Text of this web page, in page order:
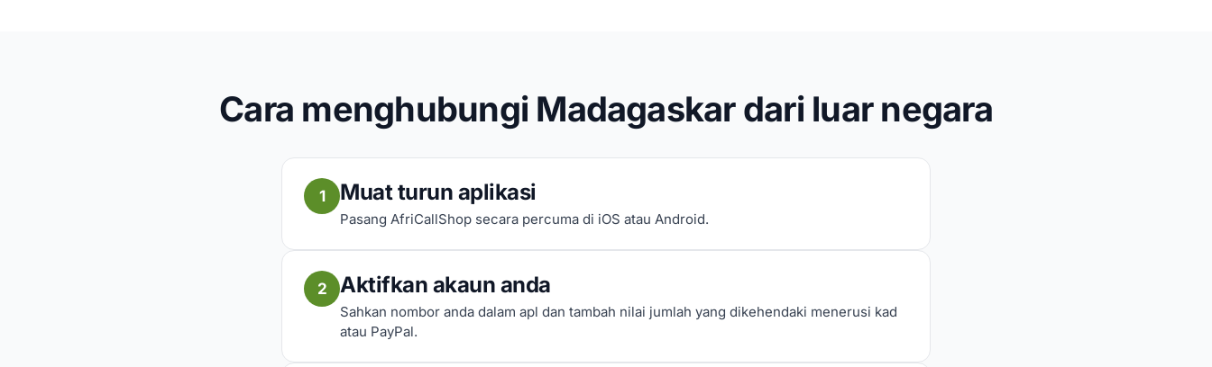
Cara menghubungi Madagaskar dari luar negara
1 Muat turun aplikasi
Pasang AfriCallShop secara percuma di iOS atau Android.
2 Aktifkan akaun anda
Sahkan nombor anda dalam apl dan tambah nilai jumlah yang dikehendaki menerusi kad
atau PayPal.